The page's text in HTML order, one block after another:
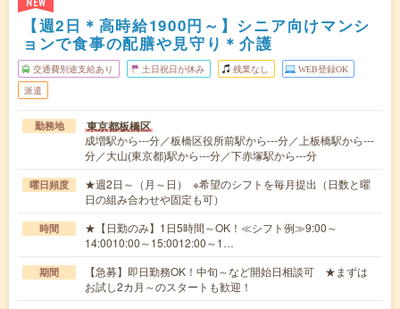
NEW
【週2日＊高時給1900円～】シニア向けマンシ
ョンで食事の配膳や見守り＊介護
交通費別途支給あり 土日祝日が休み 残業なし WEB登録OK
派遣
勤務地 東京都板橋区
成増駅から---分／板橋区役所前駅から---分／上板橋駅から---
分／大山(東京都)駅から---分／下赤塚駅から---分
曜日頻度
★週2日～（月～日） ※希望のシフトを毎月提出（日数と曜
日の組み合わせや固定も可）
時間
★【日勤のみ】1日5時間～OK！≪シフト例≫9:00～
14:0010:00～15:0012:00～1…
期間
【急募】即日勤務OK！中旬～など開始日相談可 ★まずは
お試し2カ月～のスタートも歓迎！